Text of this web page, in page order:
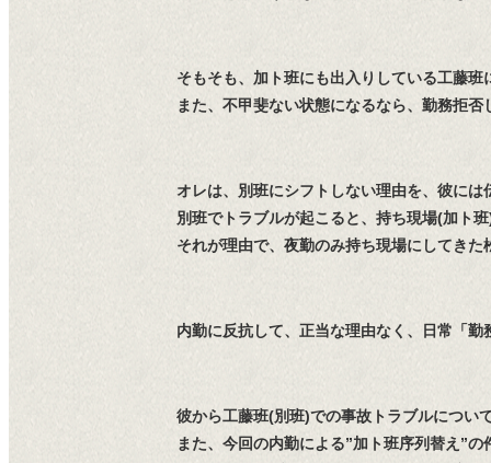
そもそも、加ト班にも出入りしている工藤
また、不甲斐ない状態になるなら、勤務拒
オレは、別班にシフトしない理由を、彼には
別班でトラブルが起こると、持ち現場(加ト
それが理由で、夜勤のみ持ち現場にしてき
内勤に反抗して、正当な理由なく、日常「
彼から工藤班(別班)での事故トラブルについ
また、今回の内勤による”加ト班序列替え”